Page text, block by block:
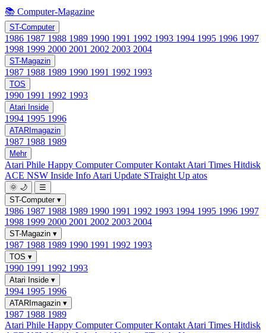
📚 Computer-Magazine
ST-Computer
1986 1987 1988 1989 1990 1991 1992 1993 1994 1995 1996 1997
1998 1999 2000 2001 2002 2003 2004
ST-Magazin
1987 1988 1989 1990 1991 1992 1993
TOS
1990 1991 1992 1993
Atari Inside
1994 1995 1996
ATARImagazin
1987 1988 1989
Mehr
Atari Phile Happy ComputerComputer Kontakt Atari Times Hitdisk
ACE NSW Inside Info Atari Update STraight Up atos
🌞 🌙
☰
ST-Computer ▾
1986 1987 1988 1989 1990 1991 1992 1993 1994 1995 1996 1997
1998 1999 2000 2001 2002 2003 2004
ST-Magazin ▾
1987 1988 1989 1990 1991 1992 1993
TOS ▾
1990 1991 1992 1993
Atari Inside ▾
1994 1995 1996
ATARImagazin ▾
1987 1988 1989
Atari Phile Happy ComputerComputer Kontakt Atari Times Hitdisk